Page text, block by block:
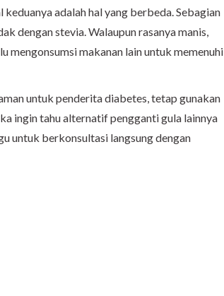
adalah hal yang berbeda. Sebagian
dengan stevia. Walaupun rasanya manis,
mengonsumsi makanan lain untuk memenuhi
untuk penderita diabetes, tetap gunakan
ingin tahu alternatif pengganti gula lainnya
untuk berkonsultasi langsung dengan